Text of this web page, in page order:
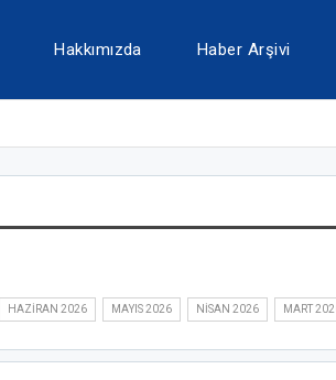
Hakkımızda Haber Arşivi
HAZIRAN 2026 MAYIS 2026 NISAN 2026 MART